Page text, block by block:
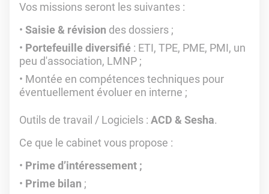
Vos missions seront les suivantes :
Saisie & révision des dossiers ;
Portefeuille diversifié : ETI, TPE, PME, PMI, un
peu d'association, LMNP ;
Montée en compétences techniques pour
éventuellement évoluer en interne ;
Outils de travail / Logiciels : ACD & Sesha.
Ce que le cabinet vous propose :
Prime d’intéressement ;
Prime bilan ;